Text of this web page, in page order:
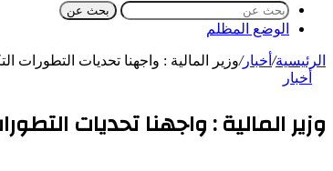
بحث عن
الوضع المظلم
الرئيسية/ أخبار/وزير المالية : واجهنا تحديات التطورات
أخبار
وزير المالية : واجهنا تحديات